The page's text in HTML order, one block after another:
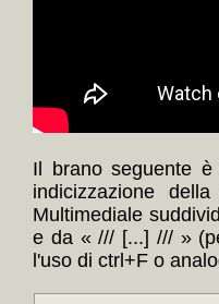
Il brano seguente
indicizzazione
Multimediale
e da « /// [...] /// »
l'uso di ctrl+F o